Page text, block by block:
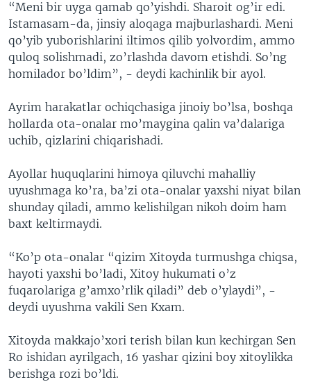
“Meni bir uyga qamab qo’yishdi. Sharoit og’ir edi.
Istamasam-da, jinsiy aloqaga majburlashardi. Meni
qo’yib yuborishlarini iltimos qilib yolvordim, ammo
quloq solishmadi, zo’rlashda davom etishdi. So’ng
homilador bo’ldim”, - deydi kachinlik bir ayol.
Ayrim harakatlar ochiqchasiga jinoiy bo’lsa, boshqa
hollarda ota-onalar mo’maygina qalin va’dalariga
uchib, qizlarini chiqarishadi.
Ayollar huquqlarini himoya qiluvchi mahalliy
uyushmaga ko’ra, ba’zi ota-onalar yaxshi niyat bilan
shunday qiladi, ammo kelishilgan nikoh doim ham
baxt keltirmaydi.
“Ko’p ota-onalar “qizim Xitoyda turmushga chiqsa,
hayoti yaxshi bo’ladi, Xitoy hukumati o’z
fuqarolariga g’amxo’rlik qiladi” deb o’ylaydi”, -
deydi uyushma vakili Sen Kxam.
Xitoyda makkajo’xori terish bilan kun kechirgan Sen
Ro ishidan ayrilgach, 16 yashar qizini boy xitoylikka
berishga rozi bo’ldi.